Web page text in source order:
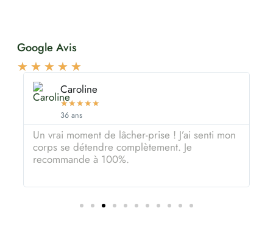
Google Avis
★ ★ ★ ★ ★
Caroline
★★★★★
36 ans
Un vrai moment de lâcher-prise ! J’ai senti mon
corps se détendre complètement. Je
recommande à 100%.